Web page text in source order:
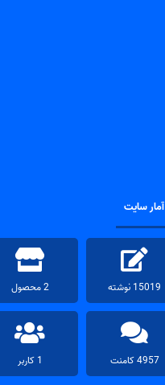
آمار سایت
15019 نوشته 2 محصول
4957 کامنت 1 کاربر